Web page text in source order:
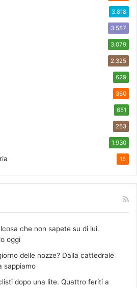
3.818
3.587
3.079
2.325
629
360
651
253
1.930
15
che non sapete su di lui.
oggi
delle nozze? Dalla cattedrale
sappiamo
dopo una lite. Quattro feriti a